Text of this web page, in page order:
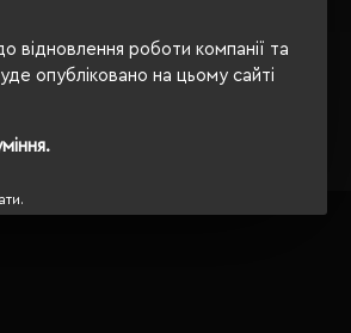
відновлення роботи компанії та
опубліковано на цьому сайті
, вулиця Київська, 97,
Київська обл., 08131,